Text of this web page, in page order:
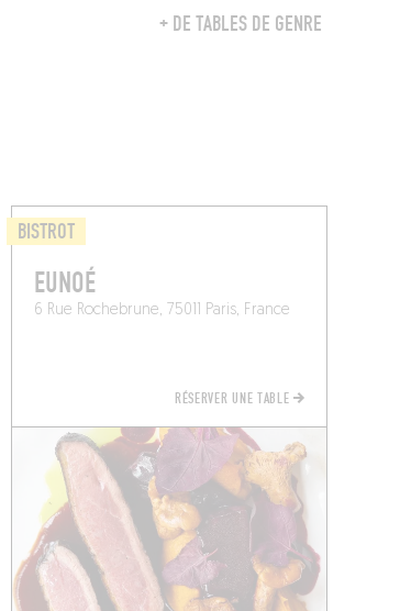
+ DE TABLES DE GENRE
BISTROT
EUNOÉ
6 Rue Rochebrune, 75011 Paris, France
RÉSERVER UNE TABLE